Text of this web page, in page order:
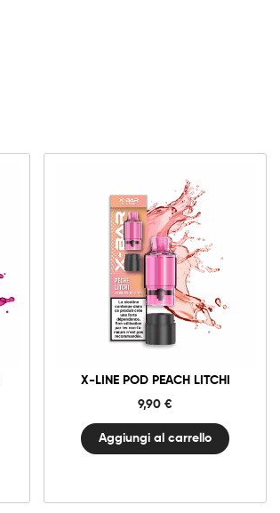
X-LINE POD PEACH LITCHI
9,90€
10mg 20mg
Pod
quantità
Aggiungi al carrello